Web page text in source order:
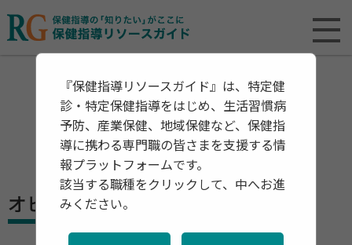
オピニオン
『保健指導リソースガイド』は、特定健
診・特定保健指導をはじめ、生活習慣病
予防、産業保健、地域保健など、保健指
導に携わる専門職の皆さまを支援する情
報プラットフォームです。
該当する職種をクリックして、中へお進
みください。